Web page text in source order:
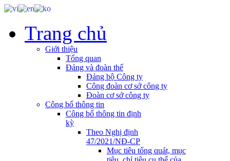
Trang chủ
Giới thiệu
Tổng quan
Đảng và đoàn thể
Đảng bộ Công ty
Công đoàn cơ sở công ty
Đoàn cơ sở công ty
Công bố thông tin
Công bố thông tin định
kỳ
Theo Nghị định
47/2021/NĐ-CP
Mục tiêu tổng quát, mục